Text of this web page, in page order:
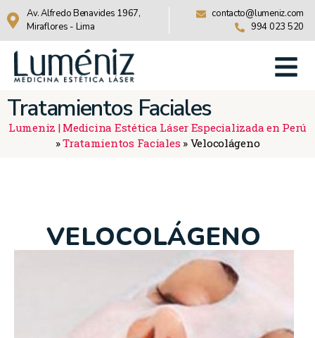
Av. Alfredo Benavides 1967,
Miraflores - Lima
contacto@lumeniz.com
994 023 520
Tratamientos Faciales
Lumeniz | Medicina Estética Láser Especializada en Perú
»Tratamientos Faciales » Velocolágeno
VELOCOLÁGENO